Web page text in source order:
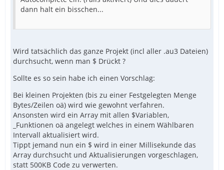
dann halt ein bisschen...
Wird tatsächlich das ganze Projekt (incl aller .au3 Dateien)
durchsucht, wenn man $ Drückt ?
Sollte es so sein habe ich einen Vorschlag:
Bei kleinen Projekten (bis zu einer Festgelegten Menge
Bytes/Zeilen oä) wird wie gewohnt verfahren.
Ansonsten wird ein Array mit allen $Variablen,
_Funktionen oä angelegt welches in einem Wählbaren
Intervall aktualisiert wird.
Tippt jemand nun ein $ wird in einer Millisekunde das
Array durchsucht und Aktualisierungen vorgeschlagen,
statt 500KB Code zu verwerten.